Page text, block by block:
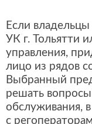
Если
УК г. Тольятти
управления,
лицо из рядов
Выбранный
решать вопросы
обслуживания,
с